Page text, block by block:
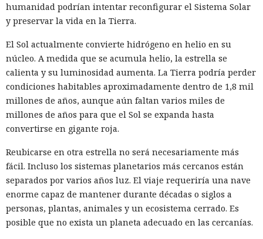
Una prohibición formal no siempre implica una salida real
del mercado, y una investigación del comité especial de la
Cámara de Representantes de EE. UU. mostró que China
Mobile, China Telecom y China Unicom conservaron equipo,
espacios en centros de datos y enlaces de red en el país tras
humanidad podrían intentar reconfigurar el Sistema Solar
y preservar la vida en la Tierra.
El Sol actualmente convierte hidrógeno en helio en su
núcleo. A medida que se acumula helio, la estrella se
calienta y su luminosidad aumenta. La Tierra podría perder
condiciones habitables aproximadamente dentro de 1,8 mil
millones de años, aunque aún faltan varios miles de
millones de años para que el Sol se expanda hasta
convertirse en gigante roja.
Reubicarse en otra estrella no será necesariamente más
fácil. Incluso los sistemas planetarios más cercanos están
separados por varios años luz. El viaje requeriría una nave
enorme capaz de mantener durante décadas o siglos a
personas, plantas, animales y un ecosistema cerrado. Es
posible que no exista un planeta adecuado en las cercanías.